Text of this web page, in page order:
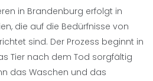
in Brandenburg erfolgt in
die auf die Bedürfnisse von
sind. Der Prozess beginnt in
Tier nach dem Tod sorgfältig
das Waschen und das